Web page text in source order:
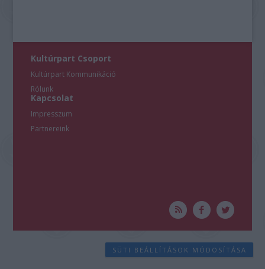
Kultúrpart Csoport
Kultúrpart Kommunikáció
Rólunk
Kapcsolat
Impresszum
Partnereink
SÜTI BEÁLLÍTÁSOK MÓDOSÍTÁSA